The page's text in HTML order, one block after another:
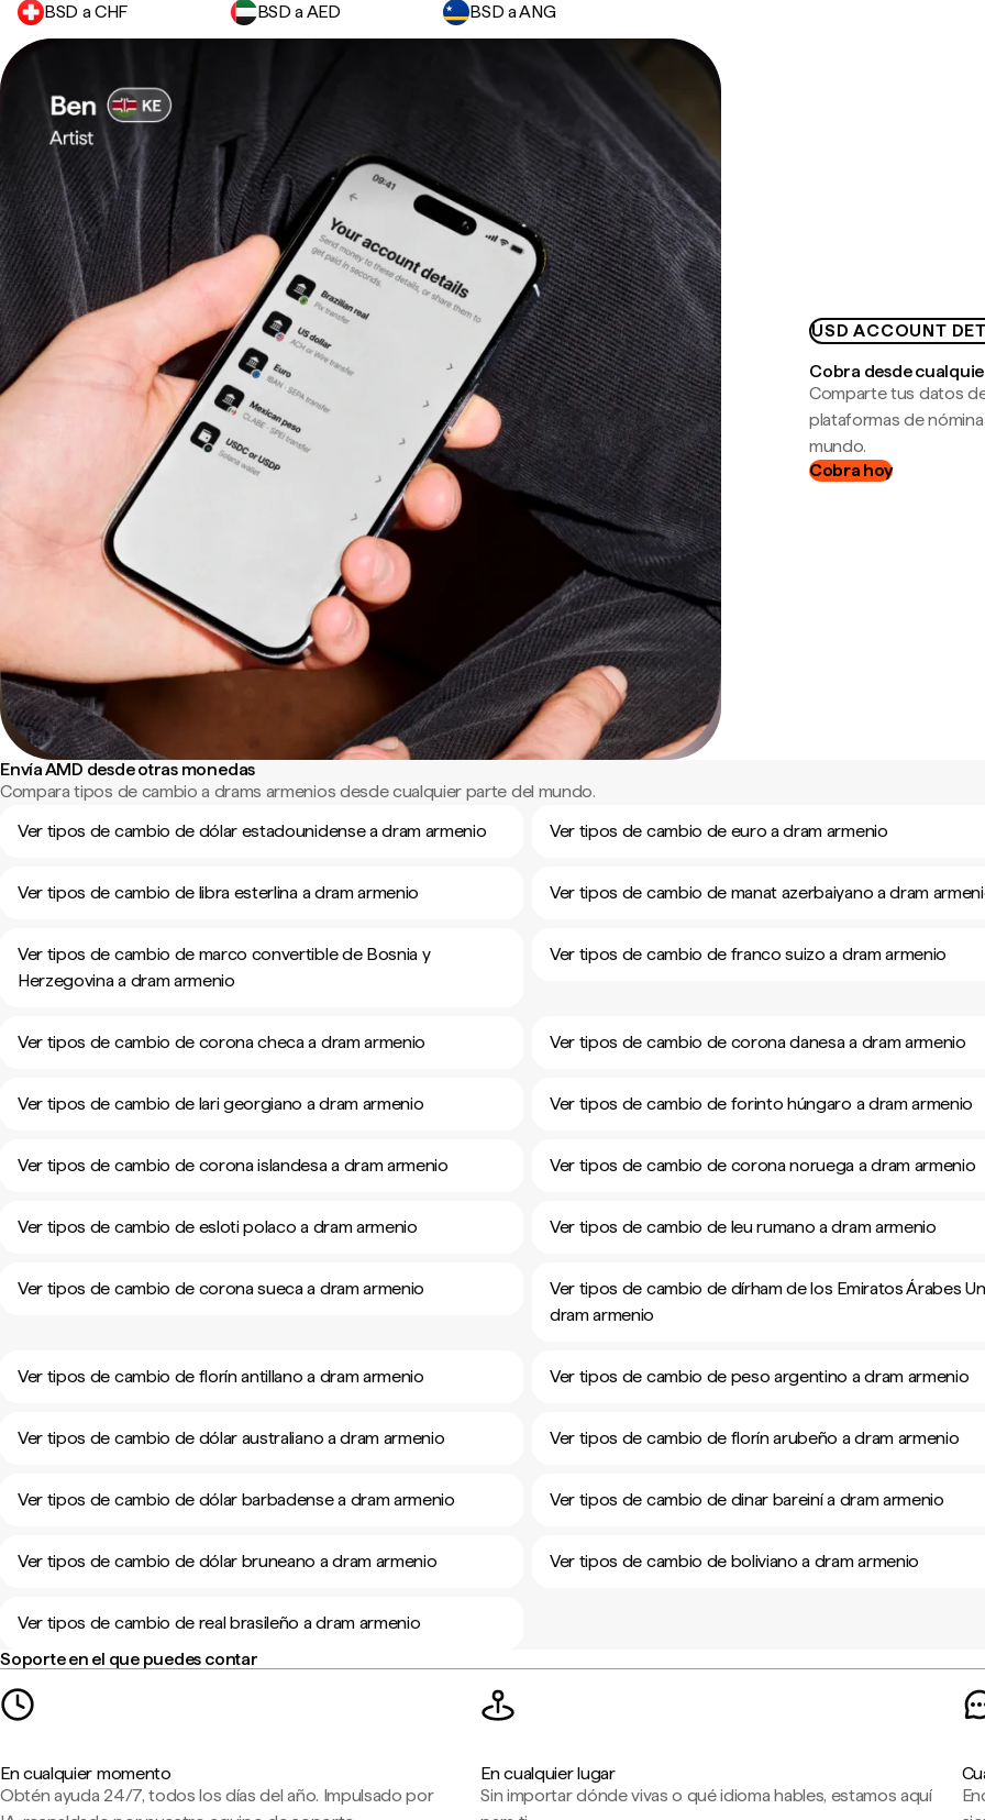
BSD a CHF BSD a AED BSD a ANG
USD ACCOUNT
Cobra desde
Comparte tus datos
plataformas de
mundo.
Cobra hoy
Envía AMD desde otras monedas
Compara tipos de cambio a drams armenios desde cualquier parte del mundo.
Ver tipos de cambio de dólar estadounidense a dram armenio
Ver tipos de cambio de euro a dram armenio
Ver tipos de cambio de libra esterlina a dram armenio Ver tipos de cambio de manat azerbaiyano a dram
Ver tipos de cambio de marco convertible de Bosnia y
Herzegovina a dram armenio
Ver tipos de cambio de franco suizo a dram armenio
Ver tipos de cambio de corona checa a dram armenio Ver tipos de cambio de corona danesa a dram armenio
Ver tipos de cambio de lari georgiano a dram armenio Ver tipos de cambio de forinto húngaro a dram armenio
Ver tipos de cambio de corona islandesa a dram armenio Ver tipos de cambio de corona noruega a dram armenio
Ver tipos de cambio de esloti polaco a dram armenio Ver tipos de cambio de leu rumano a dram armenio
Ver tipos de cambio de corona sueca a dram armenio
Ver tipos de cambio de dírham de los Emiratos Árabes
dram armenio
Ver tipos de cambio de florín antillano a dram armenio Ver tipos de cambio de peso argentino a dram armenio
Ver tipos de cambio de dólar australiano a dram armenio Ver tipos de cambio de florín arubeño a dram armenio
Ver tipos de cambio de dólar barbadense a dram armenio Ver tipos de cambio de dinar bareiní a dram armenio
Ver tipos de cambio de dólar bruneano a dram armenio Ver tipos de cambio de boliviano a dram armenio
Ver tipos de cambio de real brasileño a dram armenio
Soporte en el que puedes contar
En cualquier momento
Obtén ayuda 24/7, todos los días del año. Impulsado por
En cualquier lugar
Sin importar dónde vivas o qué idioma hables, estamos aquí